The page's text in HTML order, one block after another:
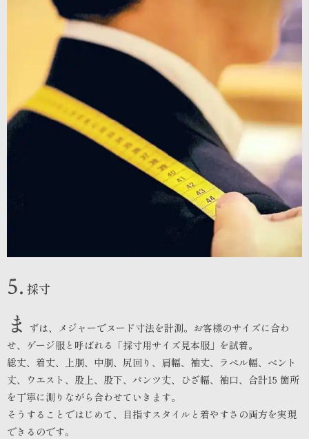
5. 採寸
ま ずは、メジャーでヌード寸法を計測。お客様のサイズに合わ
せ、ゲージ服と呼ばれる「採寸用サイズ見本服」を試着。
総丈、着丈、上胴、中胴、尻回り、肩幅、袖丈、ラペル幅、ベント
丈、ウエスト、股上、股下、パンツ丈、ひざ幅、袖口、合計15 箇所
を丁寧に測りながら合わせていきます。
そうすることではじめて、目指すスタイルと着やすさの両方を実現
できるのです。